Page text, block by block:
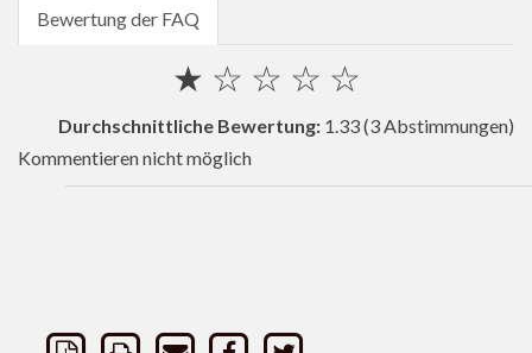
Bewertung der FAQ
☆
☆
☆
☆
★
Durchschnittliche Bewertung: 1.33(3 Abstimmungen)
Kommentieren nicht möglich